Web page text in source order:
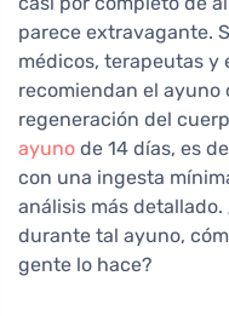
parece extravagante.
médicos, terapeutas
recomiendan el ayuno
regeneración del
ayuno de 14 días, es
con una ingesta
análisis más
durante tal ayuno,
gente lo hace?